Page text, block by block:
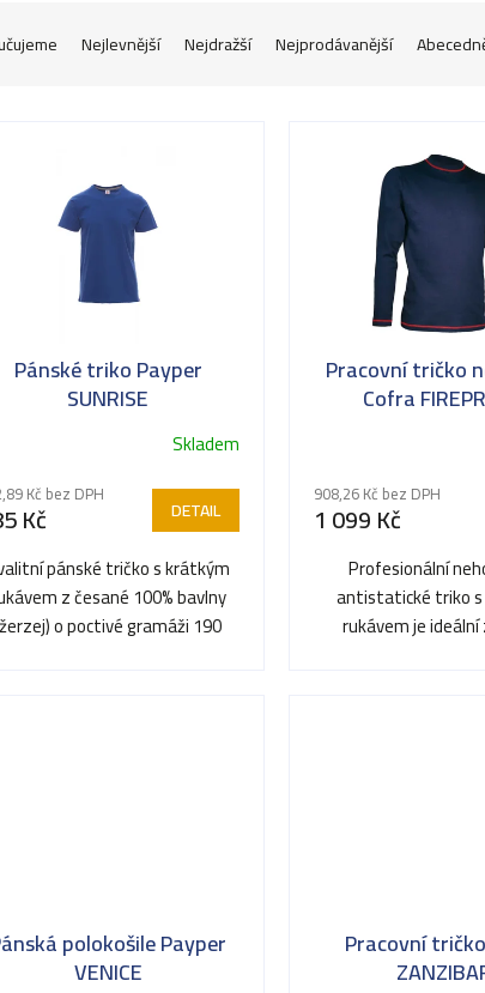
Nejlevnější Nejdražší Nejprodávanější
Pánské triko Payper
SUNRISE
Skladem
Kč bez DPH
Kč DETAIL
pánské tričko s krátkým
z česané 100% bavlny
o poctivé gramáži 190
Pracovní tričko
Cofra
908,26 Kč bez DPH
1 099 Kč
Profesionální
antistatické triko
rukávem je
polokošile Payper
VENICE
Pracovní